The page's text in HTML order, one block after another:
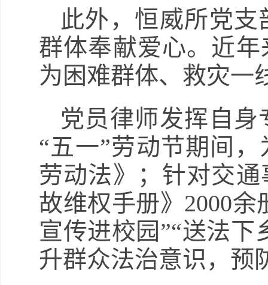
此外，恒威所党
群体奉献爱心。近
为困难群体、救灾一
党员律师发挥自
“五一”劳动节期间
劳动法》；针对交
故维权手册》2000
宣传进校园”“送法
升群众法治意识，预